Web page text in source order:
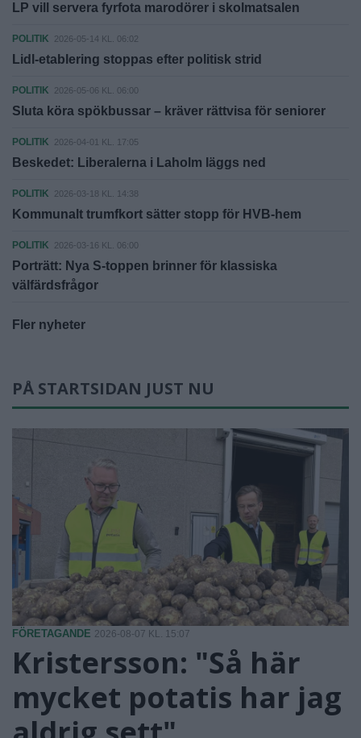
LP vill servera fyrfota marodörer i skolmatsalen
POLITIK 2026-05-14 KL. 06:02
Lidl-etablering stoppas efter politisk strid
POLITIK 2026-05-06 KL. 06:00
Sluta köra spökbussar – kräver rättvisa för seniorer
POLITIK 2026-04-01 KL. 17:05
Beskedet: Liberalerna i Laholm läggs ned
POLITIK 2026-03-18 KL. 14:38
Kommunalt trumfkort sätter stopp för HVB-hem
POLITIK 2026-03-16 KL. 06:00
Porträtt: Nya S-toppen brinner för klassiska
välfärdsfrågor
Fler nyheter
PÅ STARTSIDAN JUST NU
FÖRETAGANDE 2026-08-07 KL. 15:07
Kristersson: "Så här
mycket potatis har jag